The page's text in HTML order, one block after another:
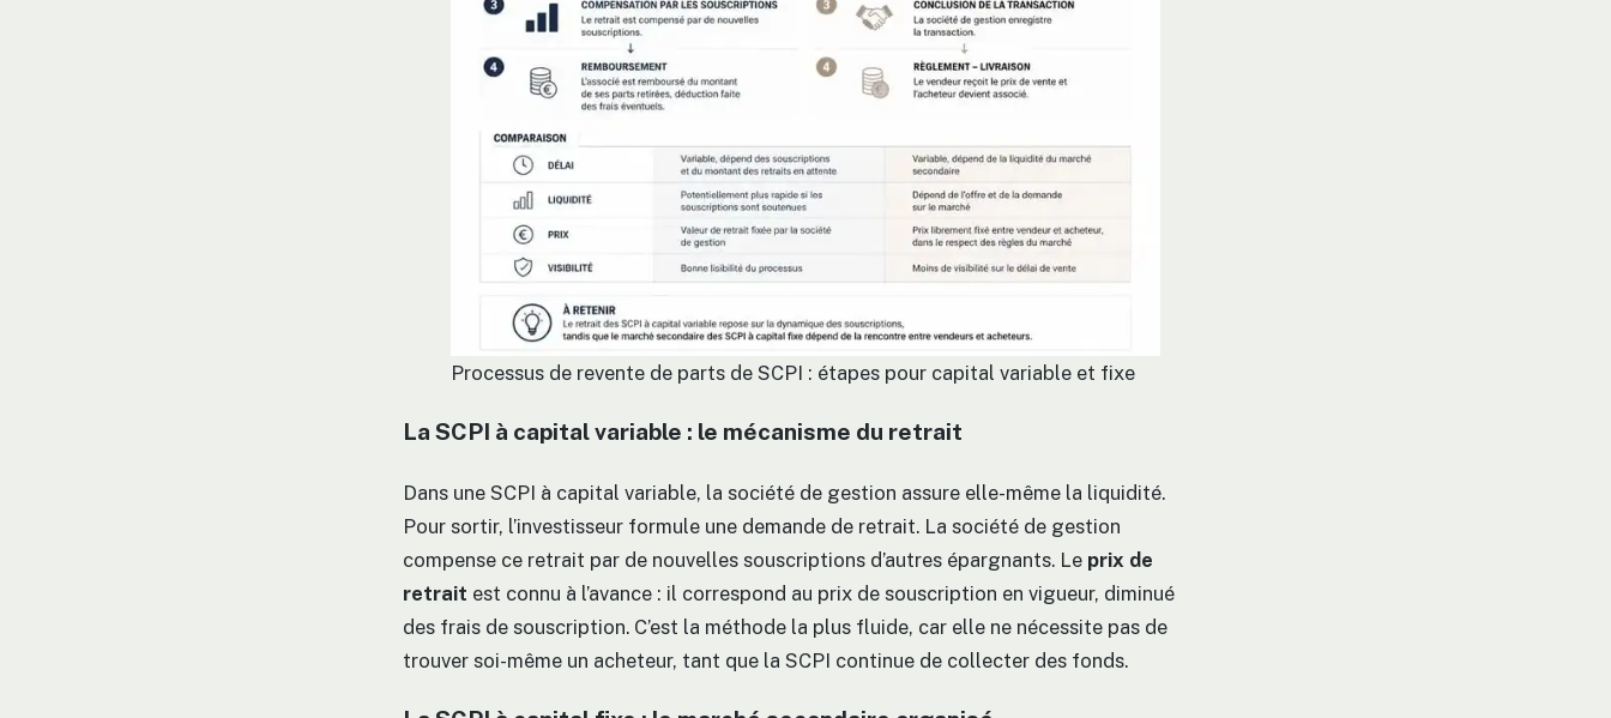
Processus de revente de parts de SCPI : étapes pour capital variable et fixe
La SCPI à capital variable : le mécanisme du retrait
Dans une SCPI à capital variable, la société de gestion assure elle-même la liquidité.
Pour sortir, l’investisseur formule une demande de retrait. La société de gestion
compense ce retrait par de nouvelles souscriptions d’autres épargnants. Le prix de
retrait est connu à l’avance : il correspond au prix de souscription en vigueur, diminué
des frais de souscription. C’est la méthode la plus fluide, car elle ne nécessite pas de
trouver soi-même un acheteur, tant que la SCPI continue de collecter des fonds.